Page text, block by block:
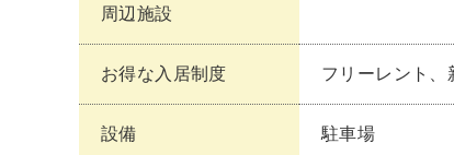
周辺施設
お得な入居制度 フリーレント、
設備 駐車場